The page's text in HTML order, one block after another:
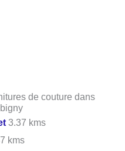
de couture dans
3.37 kms
kms